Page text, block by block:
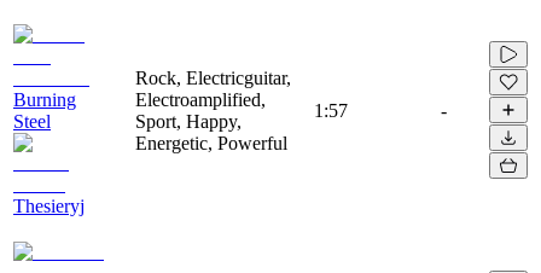
Burning
Steel
Thesieryj
Rock, Electricguitar,
Electroamplified,
Sport, Happy,
Energetic, Powerful
1:57 -